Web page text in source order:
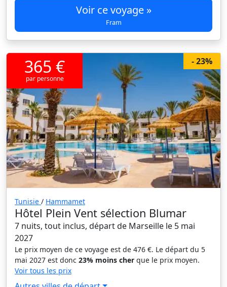
Voir ce voyage »
Fram
- 23%
365 €
par personne
Tunisie / Hammamet
Hôtel Plein Vent sélection Blumar
7 nuits, tout inclus, départ de Marseille le 5 mai
2027
Le prix moyen de ce voyage est de 476 €. Le départ du 5
mai 2027 est donc 23% moins cher que le prix moyen.
Voir tous les prix